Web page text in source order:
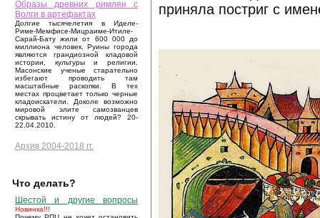
Образы древних римлян с
Волги в артефактах
Долгие тысячелетия в Иделе-
Риме-Мемфисе-Мицраиме-Итиле-
Сарай-Бату жили от 600 000 до
миллиона человек. Руины города
являются грандиозной кладовой
истории, культуры и религии.
Масонские ученые старательно
избегают проводить там
масштабные раскопки. В тех
местах процветает только черные
кладоискатели. Доколе возможно
мировой элите самозванцев
скрывать истину от людей? 20-
22.04.2010.
Архив 2004-2018 гг.
Что делать?
Шестой и другие вопросы
Новинка!!!
приняла постриг с